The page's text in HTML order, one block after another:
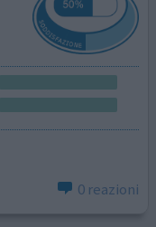
0 reazioni